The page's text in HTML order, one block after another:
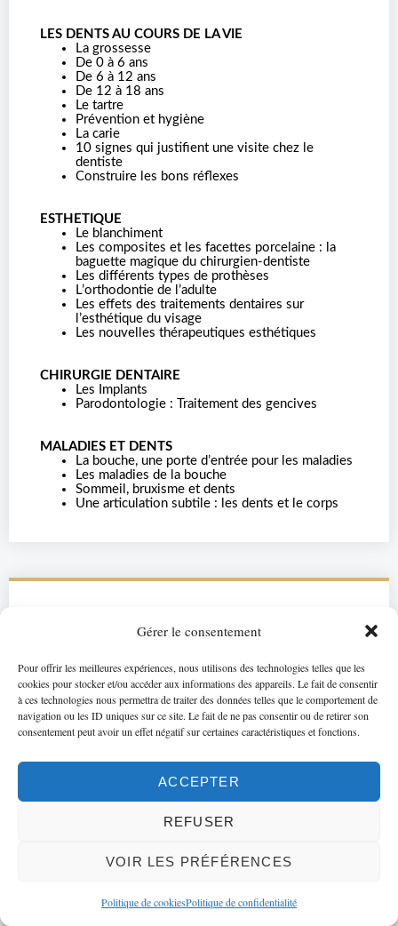
Gérer le consentement
Pour offrir les meilleures expériences, nous utilisons des technologies telles que les
cookies pour stocker et/ou accéder aux informations des appareils. Le fait de consentir
à ces technologies nous permettra de traiter des données telles que le comportement de
navigation ou les ID uniques sur ce site. Le fait de ne pas consentir ou de retirer son
consentement peut avoir un effet négatif sur certaines caractéristiques et fonctions.
ACCEPTER
REFUSER
VOIR LES PRÉFÉRENCES
Politique de cookiesPolitique de confidentialité
LES DENTS AU COURS DE LA VIE
La grossesse
De 0 à 6 ans
De 6 à 12 ans
De 12 à 18 ans
Le tartre
Prévention et hygiène
La carie
10 signes qui justifient une visite chez le
dentiste
Construire les bons réflexes
ESTHETIQUE
Le blanchiment
Les composites et les facettes porcelaine : la
baguette magique du chirurgien-dentiste
Les différents types de prothèses
L’orthodontie de l’adulte
Les effets des traitements dentaires sur
l’esthétique du visage
Les nouvelles thérapeutiques esthétiques
CHIRURGIE DENTAIRE
Les Implants
Parodontologie : Traitement des gencives
MALADIES ET DENTS
La bouche, une porte d’entrée pour les maladies
Les maladies de la bouche
Sommeil, bruxisme et dents
Une articulation subtile : les dents et le corps
NAVIGATION PAR MOTS CLÉS
3 Step alimentationaphte arthrite articulation
blanchimentbridge Bridge cantilever brossage
brossettes bruxismecancercandidose cao
carie dent de sagesse
dents de lait dents du bonheur detartrage
dopamine douleur dentaireemail Enfants Fao
grain de riz greffe
muguets